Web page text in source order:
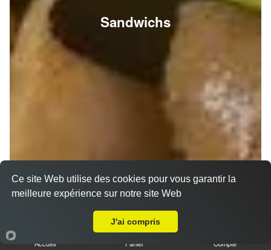
Sandwichs
Accueil Panier Compte
Ce site Web utilise des cookies pour vous garantir la
meilleure expérience sur notre site Web
J'ai compris